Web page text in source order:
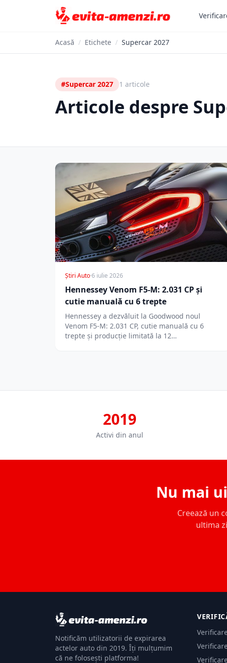
Acasă / Etichete / Supercar 2027
#Supercar 2027 1 articole
Articole despre
Știri Auto·6 iulie 2026
Hennessey Venom F5-M: 2.031 CP și
cutie manuală cu 6 trepte
Hennessey a dezvăluit la Goodwood noul
Venom F5-M: 2.031 CP, cutie manuală cu 6
trepte și producție limitată la 12…
2019
Activi din anul
Nu mai
Creează un
ultima
Notificăm utilizatorii de expirarea
actelor auto din 2019. Îți mulțumim
că ne folosești platforma!